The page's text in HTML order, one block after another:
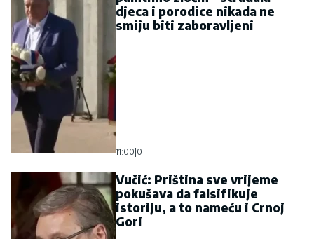
djeca i porodice nikada ne
smiju biti zaboravljeni
11:00|0
Vučić: Priština sve vrijeme
pokušava da falsifikuje
istoriju, a to nameću i Crnoj
Gori